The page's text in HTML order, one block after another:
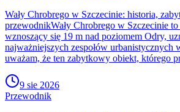
Wały Chrobrego w Szczecinie: historia,
przewodnikWały Chrobrego w Szczecinie
wznoszący się 19 m nad poziomem Odry,
najważniejszych zespołów urbanistycznych
uważam, że ten zabytkowy obiekt, którego
9 sie 2026
Przewodnik